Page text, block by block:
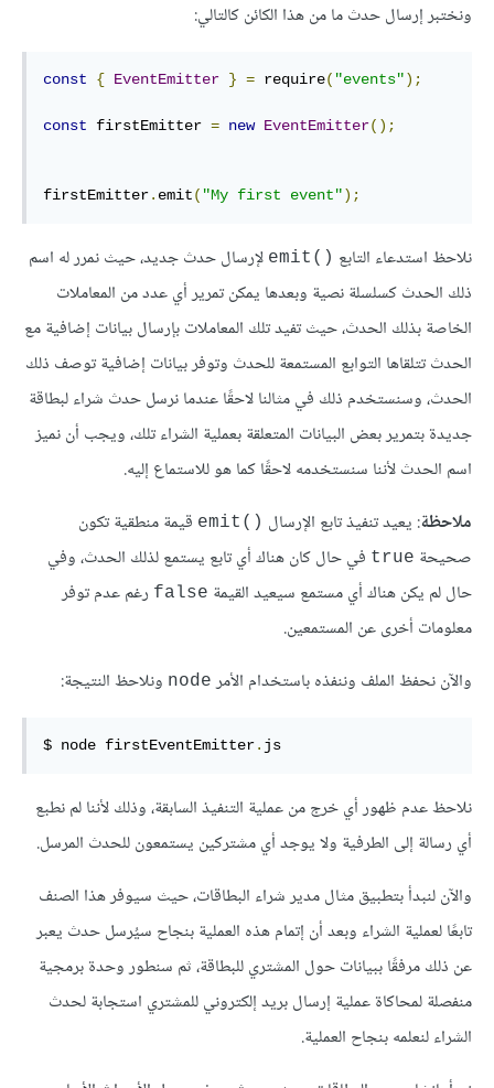
ونختبر إرسال حدث ما من هذا الكائن كالتالي:
const { EventEmitter } = require( "events");
const firstEmitter = new EventEmitter();
firstEmitter. emit( "My first event");
نلاحظ استدعاء التابع ‎emit()‎ لإرسال حدث جديد، حيث نمرر له اسم
ذلك الحدث كسلسلة نصية وبعدها يمكن تمرير أي عدد من المعاملات
الخاصة بذلك الحدث، حيث تفيد تلك المعاملات بإرسال بيانات إضافية مع
الحدث تتلقاها التوابع المستمعة للحدث وتوفر بيانات إضافية توصف ذلك
الحدث، وسنستخدم ذلك في مثالنا لاحقًا عندما نرسل حدث شراء لبطاقة
جديدة بتمرير بعض البيانات المتعلقة بعملية الشراء تلك، ويجب أن نميز
اسم الحدث لأننا سنستخدمه لاحقًا كما هو للاستماع إليه.
ملاحظة: يعيد تنفيذ تابع الإرسال ‎emit()‎ قيمة منطقية تكون
صحيحة ‎true‎ في حال كان هناك أي تابع يستمع لذلك الحدث، وفي
حال لم يكن هناك أي مستمع سيعيد القيمة ‎false‎ رغم عدم توفر
معلومات أخرى عن المستمعين.
والآن نحفظ الملف وننفذه باستخدام الأمر ‎node‎ ونلاحظ النتيجة:
$ node firstEventEmitter. js
نلاحظ عدم ظهور أي خرج من عملية التنفيذ السابقة، وذلك لأننا لم نطبع
أي رسالة إلى الطرفية ولا يوجد أي مشتركين يستمعون للحدث المرسل.
والآن لنبدأ بتطبيق مثال مدير شراء البطاقات، حيث سيوفر هذا الصنف
تابعًا لعملية الشراء وبعد أن إتمام هذه العملية بنجاح سيُرسل حدث يعبر
عن ذلك مرفقًا ببيانات حول المشتري للبطاقة، ثم سنطور وحدة برمجية
منفصلة لمحاكاة عملية إرسال بريد إلكتروني للمشتري استجابة لحدث
الشراء لنعلمه بنجاح العملية.